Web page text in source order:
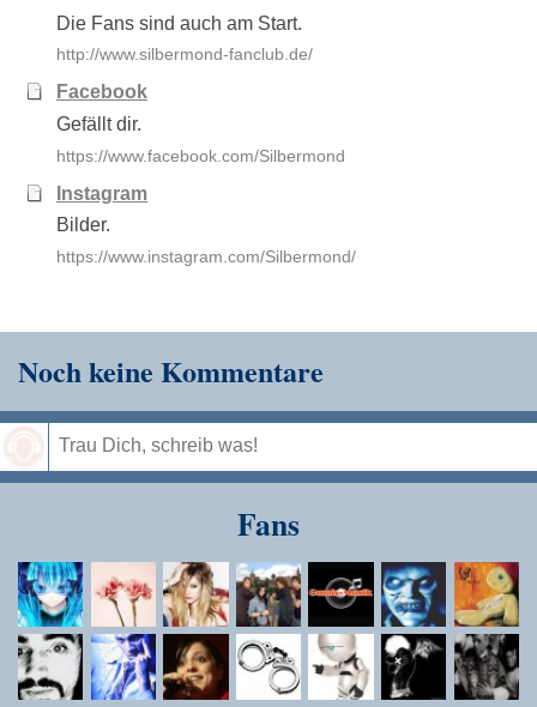
Die Fans sind auch am Start.
http://www.silbermond-fanclub.de/
Facebook
Gefällt dir.
https://www.facebook.com/Silbermond
Instagram
Bilder.
https://www.instagram.com/Silbermond/
Noch keine Kommentare
Fans